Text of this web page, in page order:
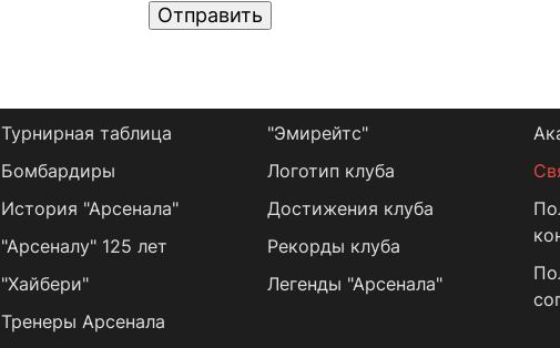
Отправить
Турнирная таблица
Бомбардиры
История "Арсенала"
"Арсеналу" 125 лет
"Хайбери"
Тренеры Арсенала
"Эмирейтс"
Логотип клуба
Достижения клуба
Рекорды клуба
Легенды "Арсенала"